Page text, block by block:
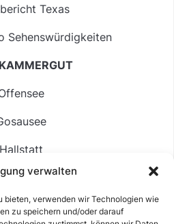
verwalten
bieten, verwenden wir Technologien wie
zu speichern und/oder darauf
Texas
Sehenswürdigkeiten
Hallstatt
See